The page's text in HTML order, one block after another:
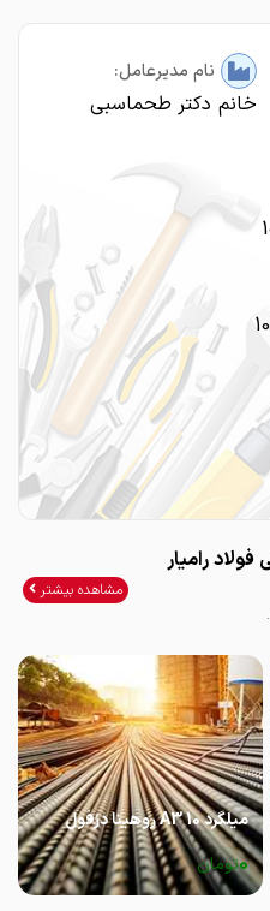
نام مدیرعامل:
خانم دکتر طحماسبی
رامیار
مشاهده بیشتر
میلگرد 10 A3 روهینا دزفول
0تومان